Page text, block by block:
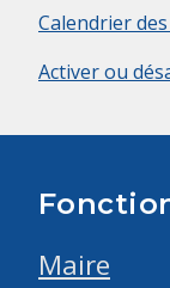
Calendrier
Activer ou
Maire